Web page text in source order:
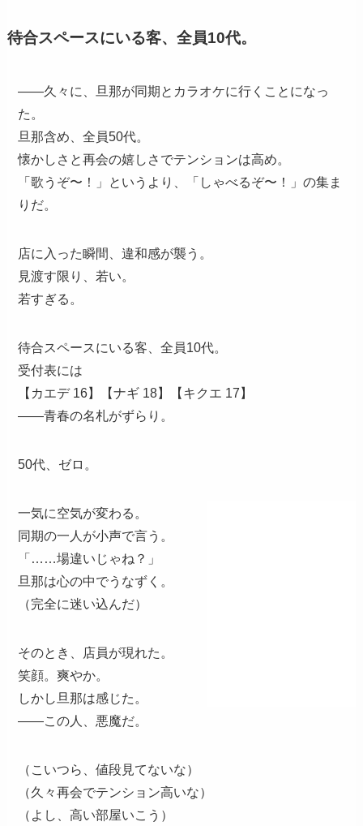
待合スペースにいる客、全員10代。
——久々に、旦那が同期とカラオケに行くことになっ
た。
旦那含め、全員50代。
懐かしさと再会の嬉しさでテンションは高め。
「歌うぞ〜！」というより、「しゃべるぞ〜！」の集ま
りだ。
店に入った瞬間、違和感が襲う。
見渡す限り、若い。
若すぎる。
待合スペースにいる客、全員10代。
受付表には
【カエデ 16】【ナギ 18】【キクエ 17】
——青春の名札がずらり。
50代、ゼロ。
一気に空気が変わる。
同期の一人が小声で言う。
「……場違いじゃね？」
旦那は心の中でうなずく。
（完全に迷い込んだ）
そのとき、店員が現れた。
笑顔。爽やか。
しかし旦那は感じた。
——この人、悪魔だ。
（こいつら、値段見てないな）
（久々再会でテンション高いな）
（よし、高い部屋いこう）